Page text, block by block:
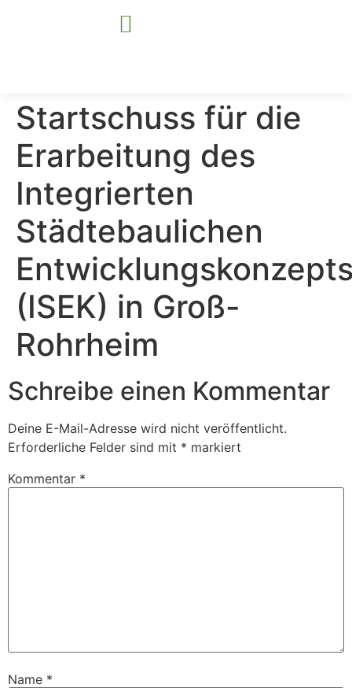
Startschuss für die
Erarbeitung des
Integrierten
Städtebaulichen
(ISEK) in Groß-
Rohrheim
Schreibe einen Kommentar
Deine E-Mail-Adresse wird nicht veröffentlicht.
Erforderliche Felder sind mit * markiert
Kommentar *
Name *